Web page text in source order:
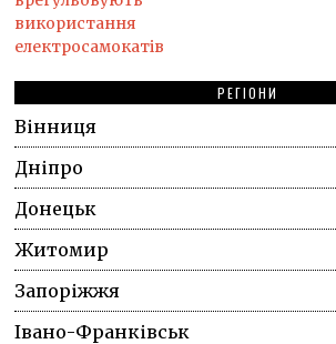
РЕГІОНИ
Вінниця
Дніпро
Донецьк
Житомир
Запоріжжя
Івано-Франківськ